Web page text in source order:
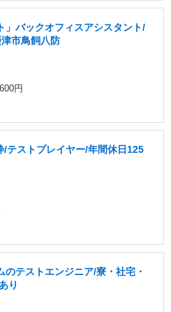
」バックオフィスアシスタント/
市鳥飼八防
円
/テストプレイヤー/年間休日125
テストエンジニア/寮・社宅・
り